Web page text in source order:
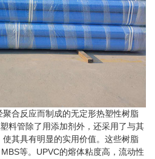
合反应而制成的无定形热塑性树脂
料管除了用添加剂外，还采用了与其
其具有明显的实用价值。这些树脂
等。UPVC的熔体粘度高，流动性